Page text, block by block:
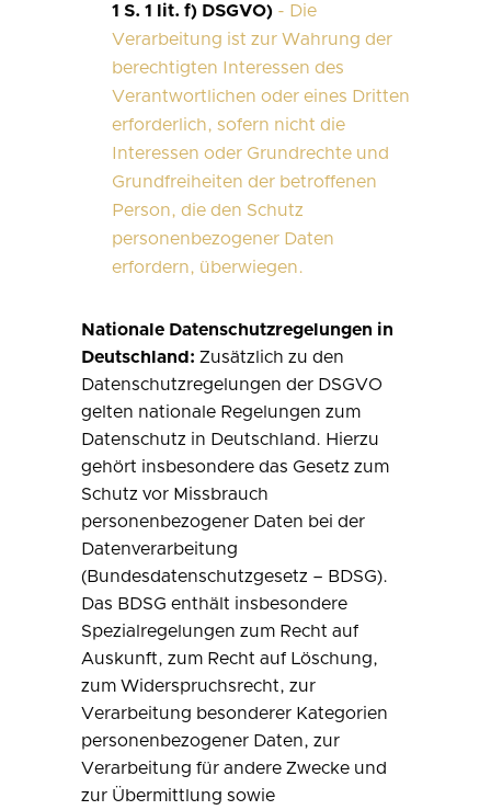
1 S. 1 lit. f) DSGVO) - Die
Verarbeitung ist zur Wahrung der
berechtigten Interessen des
Verantwortlichen oder eines Dritten
erforderlich, sofern nicht die
Interessen oder Grundrechte und
Grundfreiheiten der betroffenen
Person, die den Schutz
personenbezogener Daten
erfordern, überwiegen.
Nationale Datenschutzregelungen in
Deutschland: Zusätzlich zu den
Datenschutzregelungen der DSGVO
gelten nationale Regelungen zum
Datenschutz in Deutschland. Hierzu
gehört insbesondere das Gesetz zum
Schutz vor Missbrauch
personenbezogener Daten bei der
Datenverarbeitung
(Bundesdatenschutzgesetz – BDSG).
Das BDSG enthält insbesondere
Spezialregelungen zum Recht auf
Auskunft, zum Recht auf Löschung,
zum Widerspruchsrecht, zur
Verarbeitung besonderer Kategorien
personenbezogener Daten, zur
Verarbeitung für andere Zwecke und
zur Übermittlung sowie